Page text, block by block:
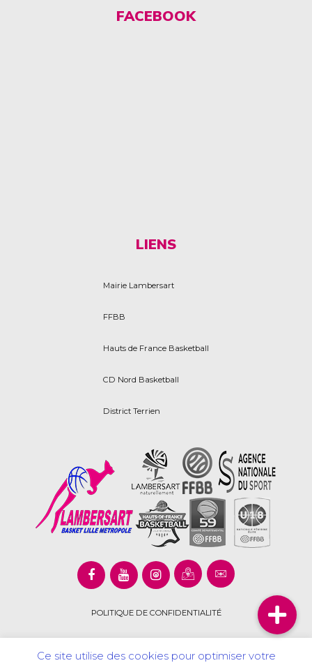
FACEBOOK
LIENS
Mairie Lambersart
FFBB
Hauts de France Basketball
CD Nord Basketball
District Terrien
POLITIQUE DE CONFIDENTIALITÉ
Ce site utilise des cookies pour optimiser votre